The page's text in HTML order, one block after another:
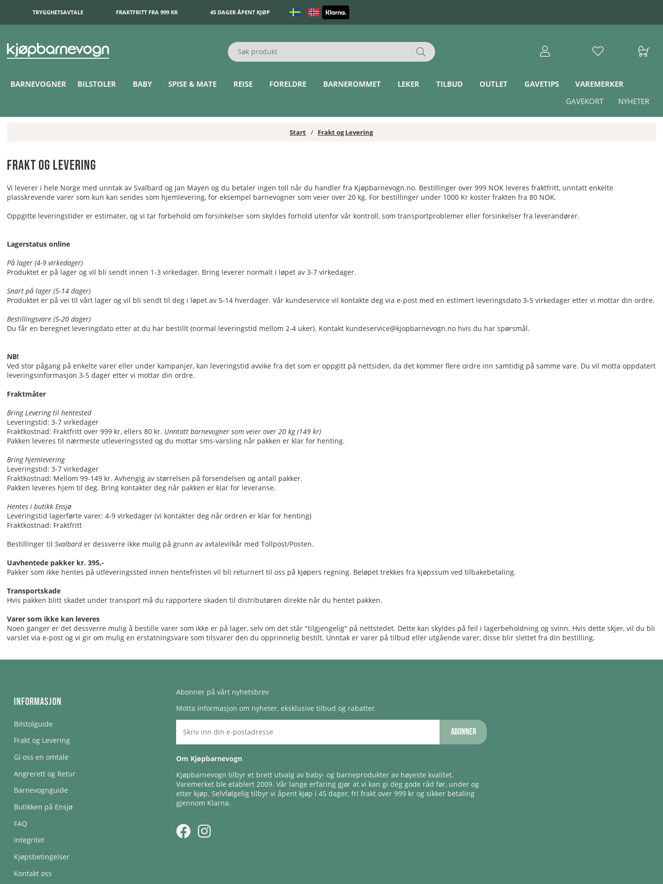
TRYGGHETSAVTALE FRAKTFRITT FRA 999 KR 45 DAGER ÅPENT KJØP
BARNEVOGNER BILSTOLER BABY SPISE & MATE REISE FORELDRE BARNEROMMET LEKER TILBUD OUTLET GAVETIPS
VAREMERKER
NYHETER
GAVEKORT
Start Frakt og Levering
Frakt og Levering
Vi leverer i hele Norge med unntak av Svalbard og Jan Mayen og du betaler ingen toll når du handler fra Kjøpbarnevogn.no. Bestillinger over 999 NOK leveres fraktfritt, unntatt enkelte
plasskrevende varer som kun kan sendes som hjemlevering, for eksempel barnevogner som veier over 20 kg. For bestillinger under 1000 Kr koster frakten fra 80 NOK.
Oppgitte leveringstider er estimater, og vi tar forbehold om forsinkelser som skyldes forhold utenfor vår kontroll, som transportproblemer eller forsinkelser fra leverandører.
Lagerstatus online
På lager (4-9 virkedager)
Produktet er på lager og vil bli sendt innen 1-3 virkedager. Bring leverer normalt i løpet av 3-7 virkedager.
Snart på lager (5-14 dager)
Produktet er på vei til vårt lager og vil bli sendt til deg i løpet av 5-14 hverdager. Vår kundeservice vil kontakte deg via e-post med en estimert leveringsdato 3-5 virkedager etter vi mottar din ordre.
Bestillingsvare (5-20 dager)
Du får en beregnet leveringdato etter at du har bestillt (normal leveringstid mellom 2-4 uker). Kontakt kundeservice@kjopbarnevogn.no hvis du har spørsmål.
NB!
Ved stor pågang på enkelte varer eller under kampanjer, kan leveringstid avvike fra det som er oppgitt på nettsiden, da det kommer flere ordre inn samtidig på samme vare. Du vil motta oppdatert
leveringsinformasjon 3-5 dager etter vi mottar din ordre.
Fraktmåter
Bring Levering til hentested
Leveringstid: 3-7 virkedager
Fraktkostnad: Fraktfritt over 999 kr, ellers 80 kr. Unntatt barnevogner som veier over 20 kg (149 kr)
Pakken leveres til nærmeste utleveringssted og du mottar sms-varsling når pakken er klar for henting.
Bring hjemlevering
Leveringstid: 3-7 virkedager
Fraktkostnad: Mellom 99-149 kr. Avhengig av størrelsen på forsendelsen og antall pakker.
Pakken leveres hjem til deg. Bring kontakter deg når pakken er klar for leveranse.
Hentes i butikk Ensjø
Leveringstid lagerførte varer: 4-9 virkedager (vi kontakter deg når ordren er klar for henting)
Fraktkostnad: Fraktfritt
Bestillinger til Svalbarder dessverre ikke mulig på grunn av avtalevilkår med Tollpost/Posten.
Uavhentede pakker kr. 395,-
Pakker som ikke hentes på utleveringssted innen hentefristen vil bli returnert til oss på kjøpers regning. Beløpet trekkes fra kjøpssum ved tilbakebetaling.
Transportskade
Hvis pakken blitt skadet under transport må du rapportere skaden til distributøren direkte når du hentet pakken.
Varer som ikke kan leveres
Noen ganger er det dessverre mulig å bestille varer som ikke er på lager, selv om det står "tilgjengelig" på nettstedet. Dette kan skyldes på feil i lagerbeholdning og svinn. Hvis dette skjer, vil du bli
varslet via e-post og vi gir om mulig en erstatningsvare som tilsvarer den du opprinnelig bestilt. Unntak er varer på tilbud eller utgående varer, disse blir slettet fra din bestilling.
Informasjon
Bilstolguide
Frakt og Levering
Gi oss en omtale
Angrerett og Retur
Barnevognguide
Butikken på Ensjø
FAQ
Integritet
Kjøpsbetingelser
Kontakt oss
Abonner på vårt nyhetsbrev
Motta informasjon om nyheter, eksklusive tilbud og rabatter.
Abonner
Om Kjøpbarnevogn
Kjøpbarnevogn tilbyr et brett utvalg av baby- og barneprodukter av høyeste kvalitet.
Varemerket ble etablert 2009. Vår lange erfaring gjør at vi kan gi deg gode råd før, under og
etter kjøp. Selvfølgelig tilbyr vi åpent kjøp i 45 dager, fri frakt over 999 kr og sikker betaling
gjennom Klarna.